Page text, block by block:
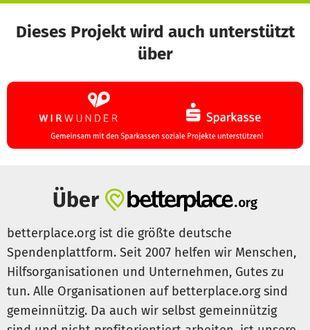
Dieses Projekt wird auch unterstützt
über
Über
betterplace.org ist die größte deutsche
Spendenplattform. Seit 2007 helfen wir Menschen,
Hilfsorganisationen und Unternehmen, Gutes zu
tun. Alle Organisationen auf betterplace.org sind
gemeinnützig. Da auch wir selbst gemeinnützig